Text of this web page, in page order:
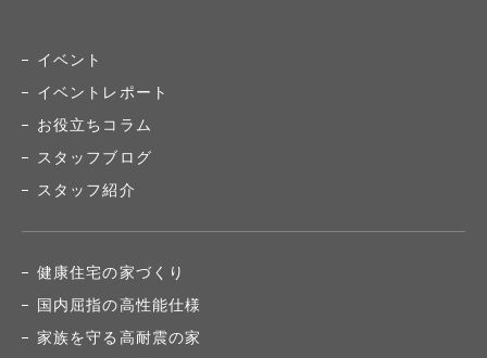
イベント
イベントレポート
お役立ちコラム
スタッフブログ
スタッフ紹介
健康住宅の家づくり
国内屈指の高性能仕様
家族を守る高耐震の家